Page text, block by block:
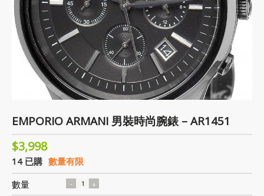
EMPORIO ARMANI 男裝時尚腕錶 – AR1451
$3,998
14 已購 數量有限
數量